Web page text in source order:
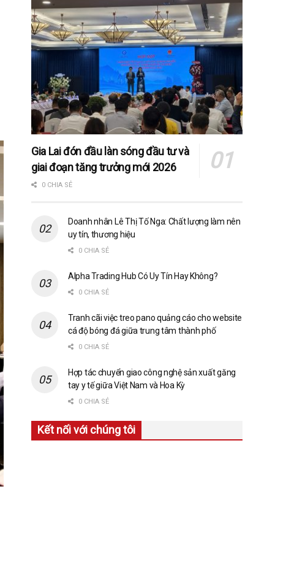
Gia Lai đón đầu làn sóng đầu tư và
giai đoạn tăng trưởng mới 2026
0 CHIA SẺ
Doanh nhân Lê Thị Tố Nga: Chất lượng làm nên
uy tín, thương hiệu
0 CHIA SẺ
Alpha Trading Hub Có Uy Tín Hay Không?
0 CHIA SẺ
Tranh cãi việc treo pano quảng cáo cho website
cá độ bóng đá giữa trung tâm thành phố
0 CHIA SẺ
Hợp tác chuyển giao công nghệ sản xuất găng
tay y tế giữa Việt Nam và Hoa Kỳ
0 CHIA SẺ
Kết nối với chúng tôi